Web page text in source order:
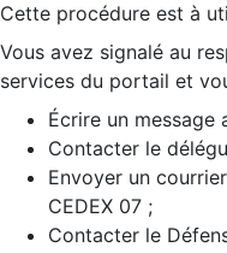
Cette procédure est à
Vous avez signalé au
services du portail et
Écrire un message
Contacter le
Envoyer un
CEDEX 07 ;
Contacter le